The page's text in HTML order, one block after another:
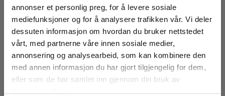
annonser et personlig preg, for å levere sosiale
mediefunksjoner og for å analysere trafikken vår. Vi deler
dessuten informasjon om hvordan du bruker nettstedet
vårt, med partnerne våre innen sosiale medier,
annonsering og analysearbeid, som kan kombinere den
med annen informasjon du har gjort tilgjengelig for dem,
eller som de har samlet inn gjennom din bruk av